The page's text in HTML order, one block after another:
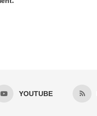
YOUTUBE